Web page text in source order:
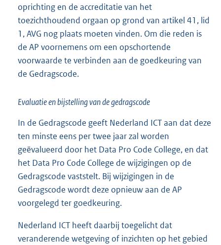
oprichting en de accreditatie van het
toezichthoudend orgaan op grond van artikel 41, lid
1, AVG nog plaats moeten vinden. Om die reden is
de AP voornemens om een opschortende
voorwaarde te verbinden aan de goedkeuring van
de Gedragscode.
Evaluatie en bijstelling van de gedragscode
In de Gedragscode geeft Nederland ICT aan dat deze
ten minste eens per twee jaar zal worden
geëvalueerd door het Data Pro Code College, en dat
het Data Pro Code College de wijzigingen op de
Gedragscode vaststelt. Bij wijzigingen in de
Gedragscode wordt deze opnieuw aan de AP
voorgelegd ter goedkeuring.
Nederland ICT heeft daarbij toegelicht dat
veranderende wetgeving of inzichten op het gebied